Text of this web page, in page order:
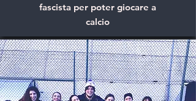
fascista per poter giocare a
calcio